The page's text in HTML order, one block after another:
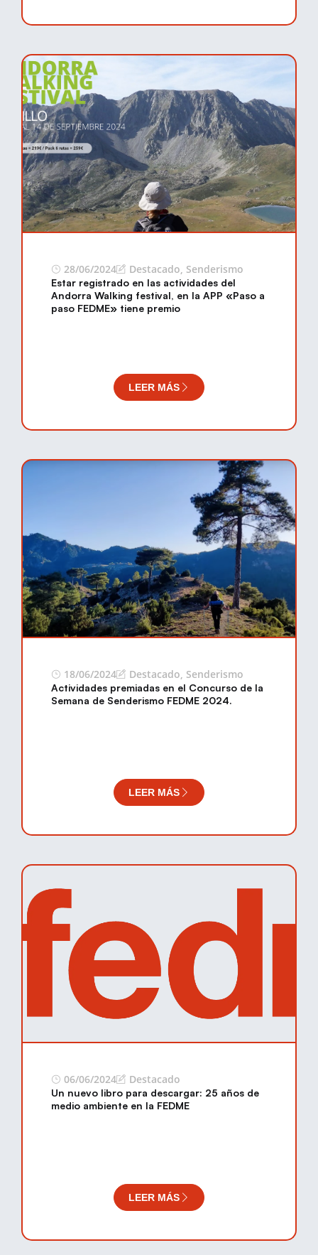
28/06/2024 Destacado, Senderismo
Estar registrado en las actividades del
Andorra Walking festival, en la APP «Paso a
paso FEDME» tiene premio
LEER MÁS
18/06/2024 Destacado, Senderismo
Actividades premiadas en el Concurso de la
Semana de Senderismo FEDME 2024.
LEER MÁS
06/06/2024 Destacado
Un nuevo libro para descargar: 25 años de
medio ambiente en la FEDME
LEER MÁS